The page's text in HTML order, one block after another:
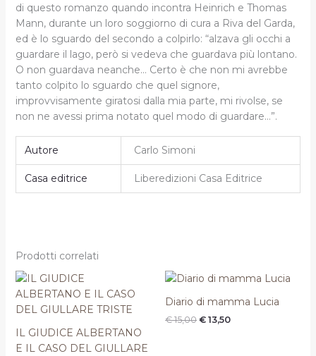
di questo romanzo quando incontra Heinrich e Thomas
Mann, durante un loro soggiorno di cura a Riva del Garda,
ed è lo sguardo del secondo a colpirlo: “alzava gli occhi a
guardare il lago, però si vedeva che guardava più lontano.
O non guardava neanche… Certo è che non mi avrebbe
tanto colpito lo sguardo che quel signore,
improvvisamente giratosi dalla mia parte, mi rivolse, se
non ne avessi prima notato quel modo di guardare…”.
Autore Carlo Simoni
Casa editrice Liberedizioni Casa Editrice
Prodotti correlati
IL GIUDICE ALBERTANO
E IL CASO DEL GIULLARE
Il
originale
era:
Il
attuale
è:
Diario di mamma Lucia
€15,00
Il
originale
€ 15,00.
€ 13,50
Il
attuale
€ 13,50.